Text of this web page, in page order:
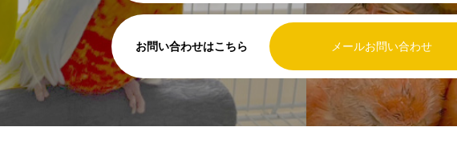
お問い合わせはこちら メールお問い合わせ